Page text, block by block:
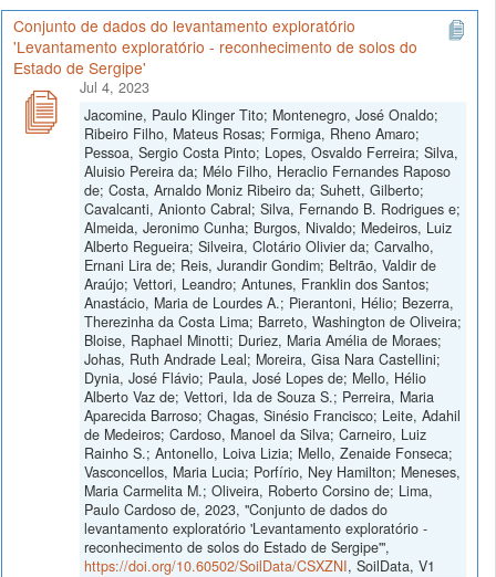
Conjunto de dados do levantamento exploratório
'Levantamento exploratório - reconhecimento de solos do
Estado de Sergipe'
Jul 4, 2023
Jacomine, Paulo Klinger Tito; Montenegro, José Onaldo;
Ribeiro Filho, Mateus Rosas; Formiga, Rheno Amaro;
Pessoa, Sergio Costa Pinto; Lopes, Osvaldo Ferreira; Silva,
Aluisio Pereira da; Mélo Filho, Heraclio Fernandes Raposo
de; Costa, Arnaldo Moniz Ribeiro da; Suhett, Gilberto;
Cavalcanti, Anionto Cabral; Silva, Fernando B. Rodrigues e;
Almeida, Jeronimo Cunha; Burgos, Nivaldo; Medeiros, Luiz
Alberto Regueira; Silveira, Clotário Olivier da; Carvalho,
Ernani Lira de; Reis, Jurandir Gondim; Beltrão, Valdir de
Araújo; Vettori, Leandro; Antunes, Franklin dos Santos;
Anastácio, Maria de Lourdes A.; Pierantoni, Hélio; Bezerra,
Therezinha da Costa Lima; Barreto, Washington de Oliveira;
Bloise, Raphael Minotti; Duriez, Maria Amélia de Moraes;
Johas, Ruth Andrade Leal; Moreira, Gisa Nara Castellini;
Dynia, José Flávio; Paula, José Lopes de; Mello, Hélio
Alberto Vaz de; Vettori, Ida de Souza S.; Perreira, Maria
Aparecida Barroso; Chagas, Sinésio Francisco; Leite, Adahil
de Medeiros; Cardoso, Manoel da Silva; Carneiro, Luiz
Rainho S.; Antonello, Loiva Lizia; Mello, Zenaide Fonseca;
Vasconcellos, Maria Lucia; Porfírio, Ney Hamilton; Meneses,
Maria Carmelita M.; Oliveira, Roberto Corsino de; Lima,
Paulo Cardoso de, 2023, "Conjunto de dados do
levantamento exploratório 'Levantamento exploratório -
reconhecimento de solos do Estado de Sergipe'",
https://doi.org/10.60502/SoilData/CSXZNI, SoilData, V1